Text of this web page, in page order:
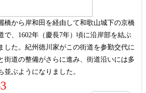
橋から岸和田を経由して和歌山城下の京橋
で、1602年（慶長7年）頃に沿岸部を結ぶ
した。紀州徳川家がこの街道を参勤交代に
街道の整備がさらに進み、街道沿いには多
並ぶようになりました。